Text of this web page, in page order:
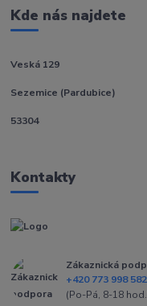
Kde nás najdete
Veská 129
Sezemice (Pardubice)
53304
Kontakty
Zákaznická
+420 773 998 582
(Po-Pá, 8-18